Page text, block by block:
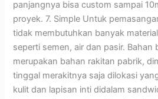
panjangnya bisa custom sampai
proyek. 7. Simple Untuk
tidak membutuhkan banyak
seperti semen, air dan pasir. Bahan
merupakan bahan rakitan pabrik,
tinggal merakitnya saja dilokasi
kulit dan lapisan inti didalam